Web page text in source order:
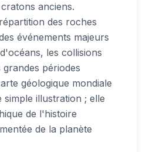
anciens.
des roches
événements majeurs
les collisions
périodes
géologique mondiale
illustration ; elle
de l'histoire
de la planète